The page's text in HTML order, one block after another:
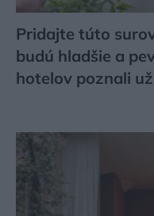
Pridajte túto
budú hladšie a
hotelov poznali